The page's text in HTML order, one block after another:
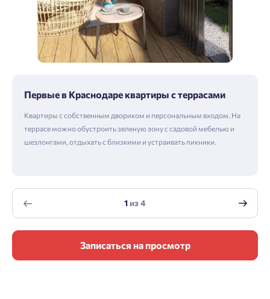
Первые в Краснодаре квартиры с террасами
Квартиры с собственным двориком и персональным входом. На
террасе можно обустроить зеленую зону с садовой мебелью и
шезлонгами, отдыхать с близкими и устраивать пикники.
1из4
Записаться на просмотр